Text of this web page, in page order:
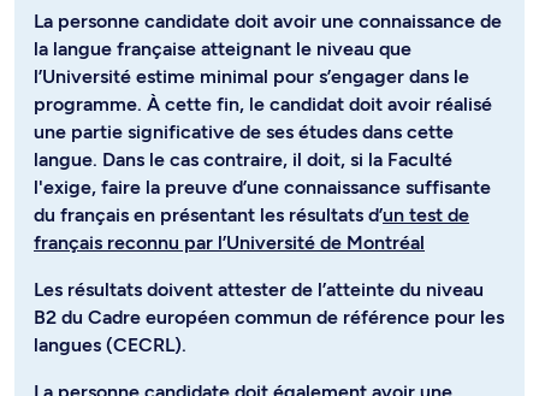
La personne candidate doit avoir une connaissance de
la langue française atteignant le niveau que
l’Université estime minimal pour s’engager dans le
programme. À cette fin, le candidat doit avoir réalisé
une partie significative de ses études dans cette
langue. Dans le cas contraire, il doit, si la Faculté
l'exige, faire la preuve d’une connaissance suffisante
du français en présentant les résultats d’un test de
français reconnu par l’Université de Montréal
Les résultats doivent attester de l’atteinte du niveau
B2 du Cadre européen commun de référence pour les
langues (CECRL).